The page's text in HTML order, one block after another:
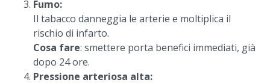
Fumo:
Il tabacco danneggia le arterie e moltiplica il
rischio di infarto.
Cosa fare: smettere porta benefici immediati, già
dopo 24 ore.
Pressione arteriosa alta: